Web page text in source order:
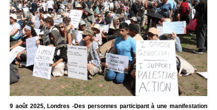
9 août 2025, Londres -Des personnes participant à une manifestation